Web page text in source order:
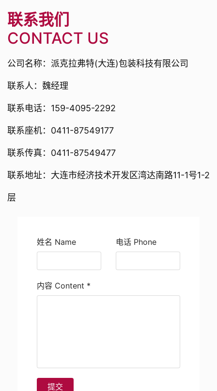
联系我们
CONTACT US
公司名称：派克拉弗特(大连)包装科技有限公司
联系人：魏经理
联系电话：159-4095-2292
联系座机：0411-87549177
联系传真：0411-87549477
联系地址：大连市经济技术开发区湾达南路11-1号1-2
层
姓名 Name 电话 Phone
内容 Content *
提交